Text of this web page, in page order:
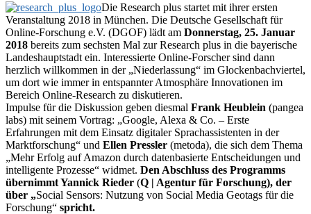
Die Research plus startet mit ihrer ersten
Veranstaltung 2018 in München. Die Deutsche Gesellschaft für
Online-Forschung e.V. (DGOF) lädt am Donnerstag, 25. Januar
2018 bereits zum sechsten Mal zur Research plus in die bayerische
Landeshauptstadt ein. Interessierte Online-Forscher sind dann
herzlich willkommen in der „Niederlassung“ im Glockenbachviertel,
um dort wie immer in entspannter Atmosphäre Innovationen im
Bereich Online-Research zu diskutieren.
Impulse für die Diskussion geben diesmal Frank Heublein (pangea
labs) mit seinem Vortrag: „Google, Alexa & Co. – Erste
Erfahrungen mit dem Einsatz digitaler Sprachassistenten in der
Marktforschung“ und Ellen Pressler (metoda), die sich dem Thema
„Mehr Erfolg auf Amazon durch datenbasierte Entscheidungen und
intelligente Prozesse“ widmet. Den Abschluss des Programms
übernimmtYannick Rieder (Q | Agentur für Forschung), der
über „Social Sensors: Nutzung von Social Media Geotags für die
Forschung“ spricht.